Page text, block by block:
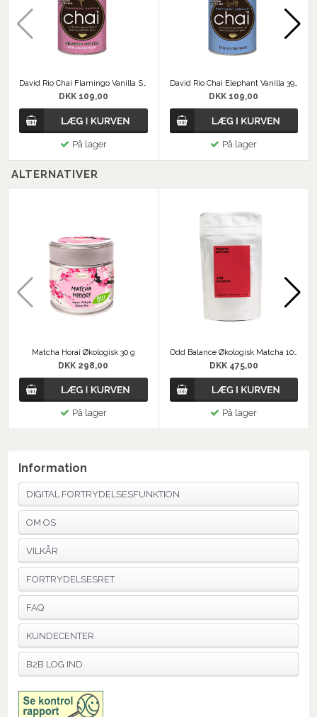
David Rio Chai Flamingo Vanilla Sukkerfri 337 g
DKK 109,00
På lager
David Rio Chai Elephant Vanilla 398 g
DKK 109,00
På lager
ALTERNATIVER
Matcha Horai Økologisk 30 g
DKK 298,00
På lager
Odd Balance Økologisk Matcha 100 g
DKK 475,00
På lager
Information
DIGITAL FORTRYDELSESFUNKTION
OM OS
VILKÅR
FORTRYDELSESRET
FAQ
KUNDECENTER
B2B LOG IND